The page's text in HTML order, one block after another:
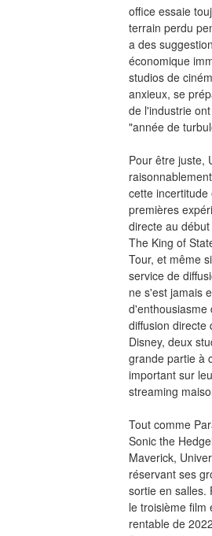
office essaie
terrain perdu
a des
économique
studios de
anxieux, se
de l'industrie
"année de
Pour être juste,
cette
premières
directe au
The King of
Tour, et même
service de
ne s'est jamais
d'enthousiasme
diffusion directe
Disney, deux
grande partie à
important sur
streaming
Tout comme
Sonic the
Maverick,
réservant ses
sortie en salles.
le troisième film
rentable de